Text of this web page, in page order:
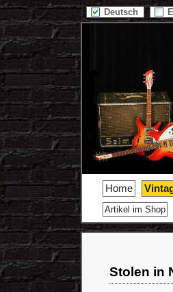
Deutsch
Home
Artikel im Shop
Stolen in